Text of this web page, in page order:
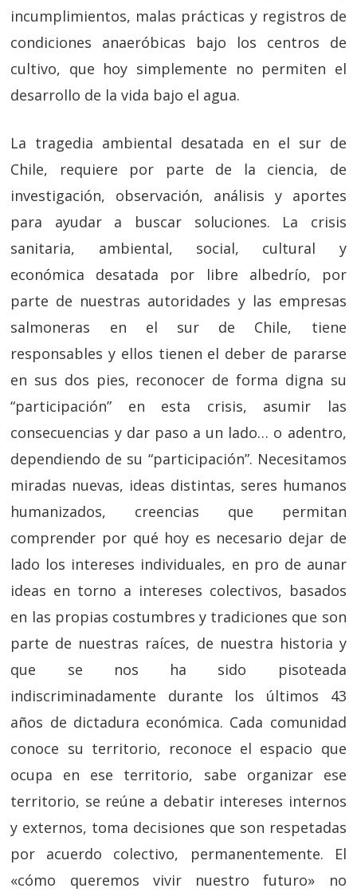
incumplimientos, malas prácticas y registros de
condiciones anaeróbicas bajo los centros de
cultivo, que hoy simplemente no permiten el
desarrollo de la vida bajo el agua.
La tragedia ambiental desatada en el sur de
Chile, requiere por parte de la ciencia, de
investigación, observación, análisis y aportes
para ayudar a buscar soluciones. La crisis
sanitaria, ambiental, social, cultural y
económica desatada por libre albedrío, por
parte de nuestras autoridades y las empresas
salmoneras en el sur de Chile, tiene
responsables y ellos tienen el deber de pararse
en sus dos pies, reconocer de forma digna su
“participación” en esta crisis, asumir las
consecuencias y dar paso a un lado… o adentro,
dependiendo de su “participación”. Necesitamos
miradas nuevas, ideas distintas, seres humanos
humanizados, creencias que permitan
comprender por qué hoy es necesario dejar de
lado los intereses individuales, en pro de aunar
ideas en torno a intereses colectivos, basados
en las propias costumbres y tradiciones que son
parte de nuestras raíces, de nuestra historia y
que se nos ha sido pisoteada
indiscriminadamente durante los últimos 43
años de dictadura económica. Cada comunidad
conoce su territorio, reconoce el espacio que
ocupa en ese territorio, sabe organizar ese
territorio, se reúne a debatir intereses internos
y externos, toma decisiones que son respetadas
por acuerdo colectivo, permanentemente. El
«cómo queremos vivir nuestro futuro» no